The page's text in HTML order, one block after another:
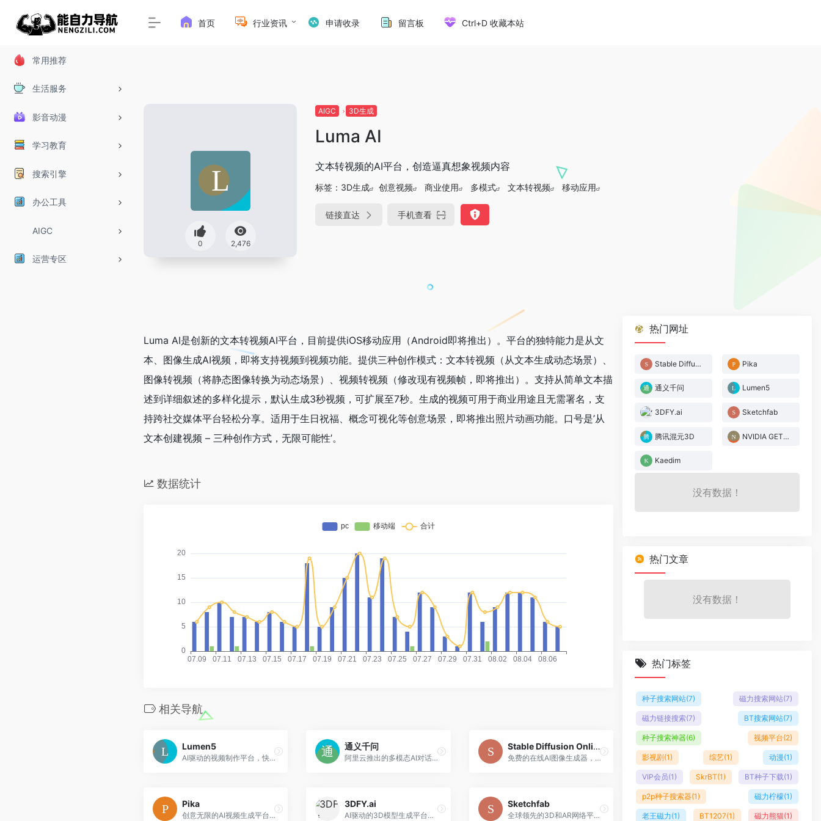
常用推荐
生活服务
影音动漫
学习教育
搜索引擎
办公工具
AIGC
运营专区
首页 行业资讯 申请收录 留言板 Ctrl+D 收藏本站
0 2,476
AIGC 3D生成
Luma AI
文本转视频的AI平台，创造逼真想象视频内容
标签： 3D生成 创意视频 商业使用 多模式 文本转视频 移动应用
链接直达 手机查看
Luma AI是创新的文本转视频AI平台，目前提供iOS移动应用（Android即将推出）。平台的独特能力是从文
本、图像生成AI视频，即将支持视频到视频功能。提供三种创作模式：文本转视频（从文本生成动态场景）、
图像转视频（将静态图像转换为动态场景）、视频转视频（修改现有视频帧，即将推出）。支持从简单文本描
述到详细叙述的多样化提示，默认生成3秒视频，可扩展至7秒。生成的视频可用于商业用途且无需署名，支
持跨社交媒体平台轻松分享。适用于生日祝福、概念可视化等创意场景，即将推出照片动画功能。口号是’从
文本创建视频 – 三种创作方式，无限可能性’。
数据统计
相关导航
Lumen5
AI驱动的视频制作平台，快速将文本内容转换为专业视频
通义千问
阿里云推出的多模态AI对话平台，支持文本、图像、语音等多种交互方式
Stable Diffusion Online
免费的在线AI图像生成器，基于Stable Diffusion XL模型
Pika
创意无限的AI视频生成平台，将想法转化为动态视频内容
3DFY.ai
AI驱动的3D模型生成平台，为企业提供自动化3D内容创作
Sketchfab
全球领先的3D和AR网络平台，最大的3D内容发布分享社区
热门网址
Stable Diffusion Online Pika
通义千问 Lumen5
3DFY.ai Sketchfab
腾讯混元3D NVIDIA GET3D
Kaedim
没有数据！
热门文章
没有数据！
热门标签
种子搜索网站(7) 磁力搜索网站(7)
磁力链接搜索(7) BT搜索网站(7)
种子搜索神器(6) 视频平台(2)
影视剧(1) 综艺(1) 动漫(1)
VIP会员(1) SkrBT(1) BT种子下载(1)
p2p种子搜索器(1) 磁力柠檬(1)
老王磁力(1) BT1207(1) 磁力熊猫(1)